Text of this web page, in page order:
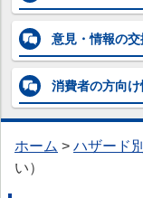
> 農薬第一～第五
> 動物用医薬品専
> 器具・容器包装
> 汚染物質等専門
> 微生物・ウイル
意見・情報の交
消費者の方向け
ホーム > ハザード
い）